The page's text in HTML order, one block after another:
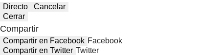
Directo
Cancelar
Cerrar
Compartir
Compartir en Facebook Facebook
Compartir en Twitter Twitter